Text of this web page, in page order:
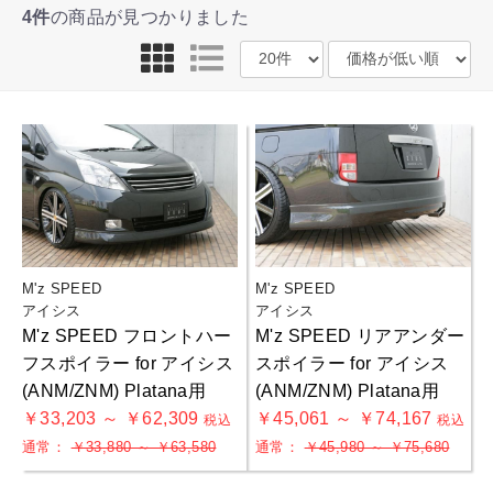
4件の商品が見つかりました
M'z SPEED
アイシス
M'z SPEED フロントハー
フスポイラー for アイシス
(ANM/ZNM) Platana用
￥33,203 ～ ￥62,309税込
通常：￥33,880 ～ ￥63,580
M'z SPEED
アイシス
M'z SPEED リアアンダー
スポイラー for アイシス
(ANM/ZNM) Platana用
￥45,061 ～ ￥74,167税込
通常：￥45,980 ～ ￥75,680